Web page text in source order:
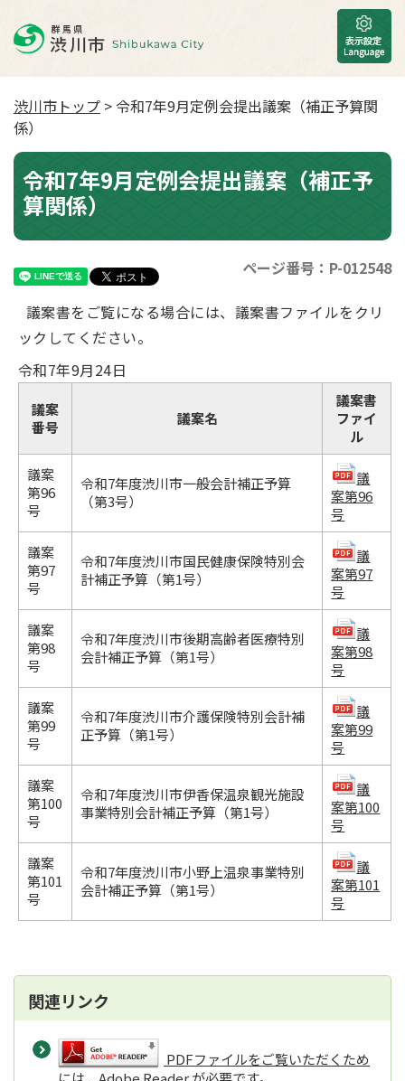
渋川市トップ > 令和7年9月定例会提出議案（補正予算関
係）
令和7年9月定例会提出議案（補正予
算関係）
ページ番号：P-012548
議案書をご覧になる場合には、議案書ファイルをクリ
ックしてください。
令和7年9月24日
議案
番号
議案名
議案書
ファイ
ル
議案
第96
号
令和7年度渋川市一般会計補正予算
（第3号）
議
案第96
号
議案
第97
号
令和7年度渋川市国民健康保険特別会
計補正予算（第1号）
議
案第97
号
議案
第98
号
令和7年度渋川市後期高齢者医療特別
会計補正予算（第1号）
議
案第98
号
議案
第99
号
令和7年度渋川市介護保険特別会計補
正予算（第1号）
議
案第99
号
議案
第100
号
令和7年度渋川市伊香保温泉観光施設
事業特別会計補正予算（第1号）
議
案第100
号
議案
第101
号
令和7年度渋川市小野上温泉事業特別
会計補正予算（第1号）
議
案第101
号
関連リンク
PDFファイルをご覧いただくため